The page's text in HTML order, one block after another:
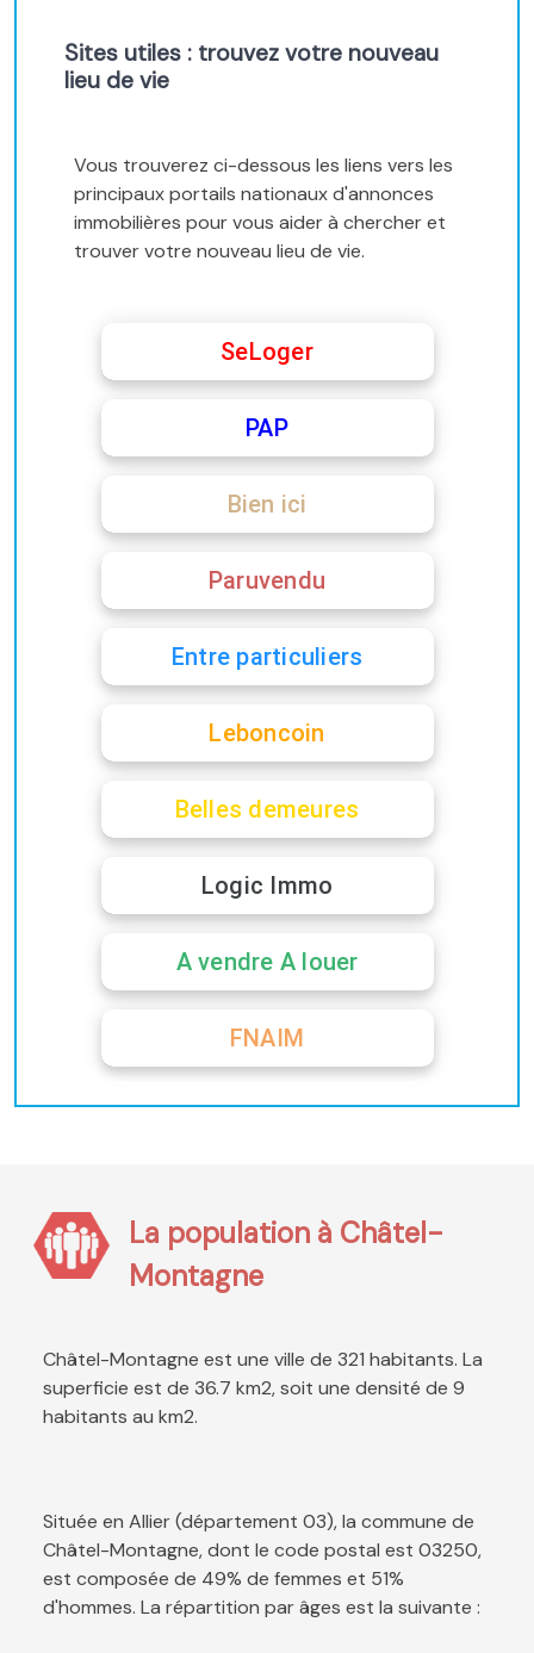
Sites utiles : trouvez votre nouveau
lieu de vie
Vous trouverez ci-dessous les liens vers les
principaux portails nationaux d'annonces
immobilières pour vous aider à chercher et
trouver votre nouveau lieu de vie.
SeLoger
PAP
Bien ici
Paruvendu
Entre particuliers
Leboncoin
Belles demeures
Logic Immo
A vendre A louer
FNAIM
La population à Châtel-
Montagne
Châtel-Montagne est une ville de 321 habitants. La
superficie est de 36.7 km2, soit une densité de 9
habitants au km2.
Située en Allier (département 03), la commune de
Châtel-Montagne, dont le code postal est 03250,
est composée de 49% de femmes et 51%
d'hommes. La répartition par âges est la suivante :